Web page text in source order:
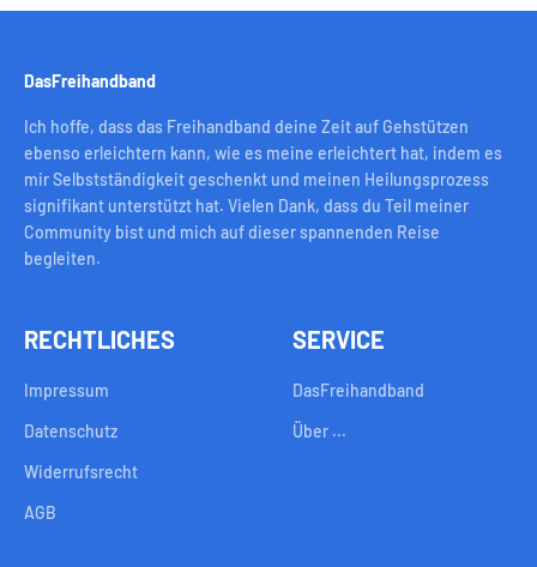
DasFreihandband
Ich hoffe, dass das Freihandband deine Zeit auf Gehstützen
ebenso erleichtern kann, wie es meine erleichtert hat, indem es
mir Selbstständigkeit geschenkt und meinen Heilungsprozess
signifikant unterstützt hat. Vielen Dank, dass du Teil meiner
Community bist und mich auf dieser spannenden Reise
begleiten.
RECHTLICHES
Impressum
Datenschutz
Widerrufsrecht
AGB
SERVICE
DasFreihandband
Über ...